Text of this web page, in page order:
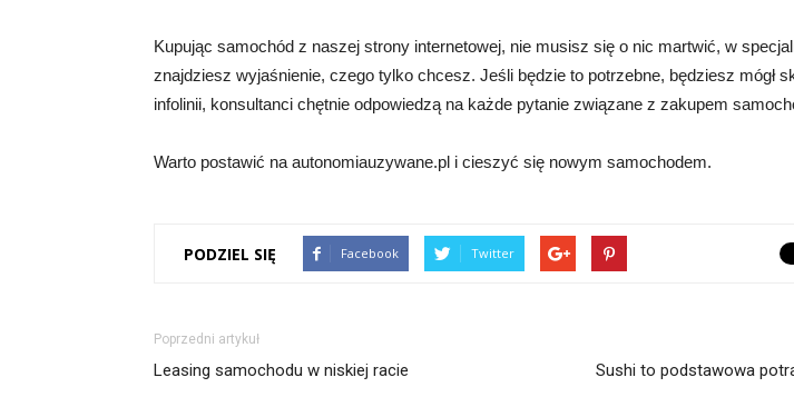
Kupując samochód z naszej strony internetowej, nie musisz się o nic martwić, w
znajdziesz wyjaśnienie, czego tylko chcesz. Jeśli będzie to potrzebne, będziesz mógł
infolinii, konsultanci chętnie odpowiedzą na każde pytanie związane z zakupem
Warto postawić na autonomiauzywane.pl i cieszyć się nowym samochodem.
PODZIEL SIĘ Facebook Twitter
Poprzedni artykuł
Leasing samochodu w niskiej racie
Sushi to podstawowa